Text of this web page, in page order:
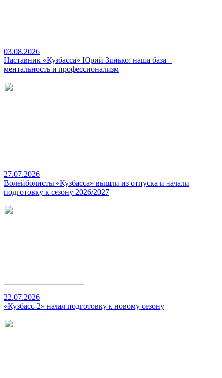
03.08.2026
Наставник «Кузбасса» Юрий Зинько: наша база –
ментальность и профессионализм
27.07.2026
Волейболисты «Кузбасса» вышли из отпуска и начали
подготовку к сезону 2026/2027
22.07.2026
«Кузбасс-2» начал подготовку к новому сезону